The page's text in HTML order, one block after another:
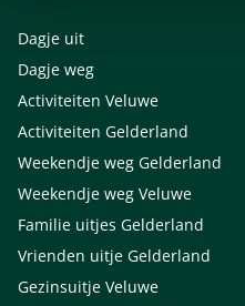
Dagje uit
Dagje weg
Activiteiten Veluwe
Activiteiten Gelderland
Weekendje weg Gelderland
Weekendje weg Veluwe
Familie uitjes Gelderland
Vrienden uitje Gelderland
Gezinsuitje Veluwe